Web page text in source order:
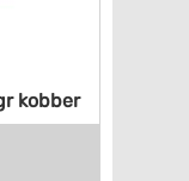
kobber